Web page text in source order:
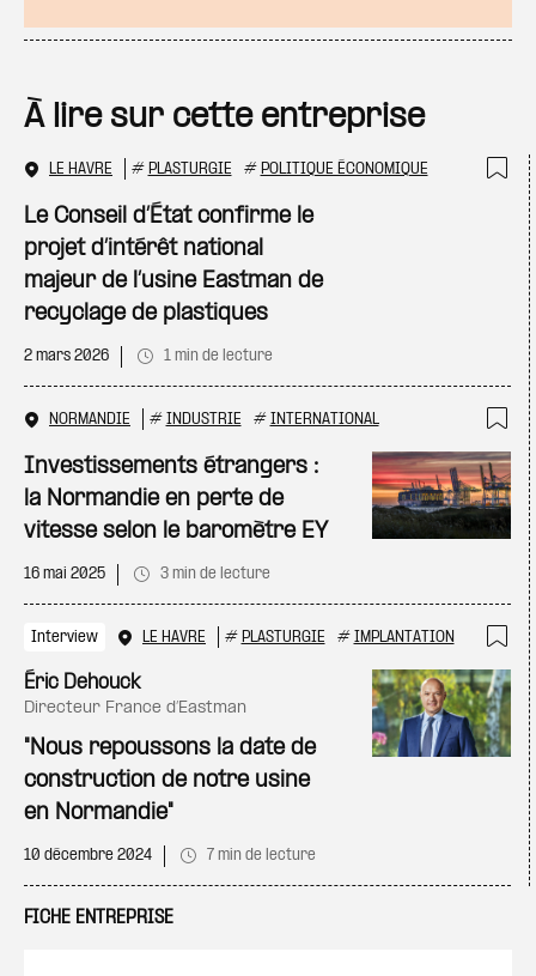
À lire sur cette entreprise
LE HAVRE # PLASTURGIE # POLITIQUE ÉCONOMIQUE
Le Conseil d’État confirme le
projet d’intérêt national
majeur de l’usine Eastman de
recyclage de plastiques
2 mars 2026 1 min de lecture
NORMANDIE # INDUSTRIE # INTERNATIONAL
Investissements étrangers :
la Normandie en perte de
vitesse selon le baromètre EY
16 mai 2025 3 min de lecture
Interview LE HAVRE # PLASTURGIE # IMPLANTATION
Éric Dehouck
directeur France d’Eastman
"Nous repoussons la date de
construction de notre usine
en Normandie"
10 décembre 2024 7 min de lecture
FICHE ENTREPRISE